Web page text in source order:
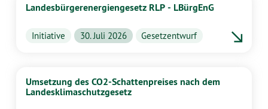
Landesbürgerenergiengesetz RLP - LBürgEnG
Initiative 30. Juli 2026 Gesetzentwurf
Umsetzung des CO2-Schattenpreises nach dem
Landesklimaschutzgesetz